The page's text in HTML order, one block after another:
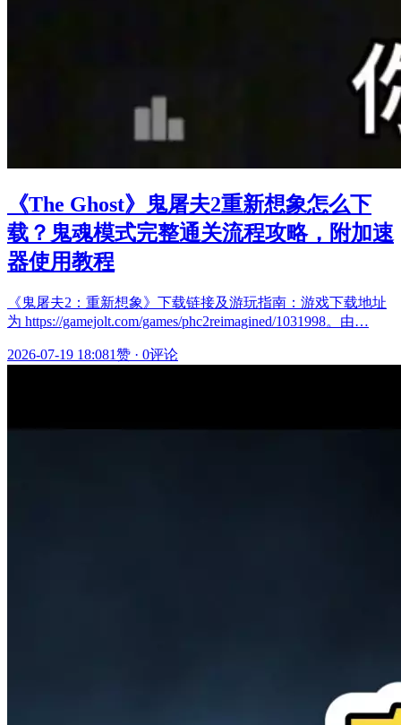
《The Ghost》鬼屠夫2重新想象怎么下
载？鬼魂模式完整通关流程攻略，附加速
器使用教程
《鬼屠夫2：重新想象》下载链接及游玩指南：游戏下载地址
为 https://gamejolt.com/games/phc2reimagined/1031998。由…
2026-07-19 18:081赞 · 0评论